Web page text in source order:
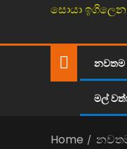
සොයා ඉගිලෙන
නවතම
මල්
Home